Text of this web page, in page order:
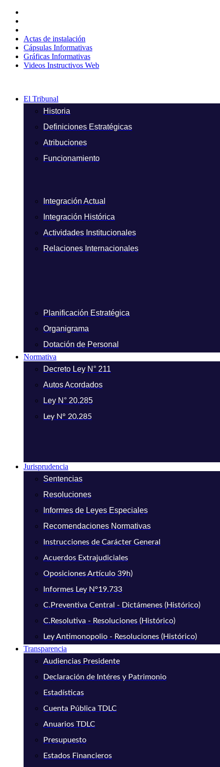
contenido
Actas de instalación
Cápsulas Informativas
Gráficas Informativas
Videos Instructivos Web
El Tribunal
Historia
Definiciones Estratégicas
Atribuciones
Funcionamiento
Integración Actual
Integración Histórica
Actividades Institucionales
Relaciones Internacionales
Planificación Estratégica
Organigrama
Dotación de Personal
Normativa
Decreto Ley N° 211
Autos Acordados
Ley N° 20.285
Ley N° 20.285
Jurisprudencia
Sentencias
Resoluciones
Informes de Leyes Especiales
Recomendaciones Normativas
Instrucciones de Carácter General
Acuerdos Extrajudiciales
Oposiciones Artículo 39h)
Informes Ley N°19.733
C.Preventiva Central - Dictámenes (Histórico)
C.Resolutiva - Resoluciones (Histórico)
Ley Antimonopolio - Resoluciones (Histórico)
Transparencia
Audiencias Presidente
Declaración de Intéres y Patrimonio
Estadísticas
Cuenta Pública TDLC
Anuarios TDLC
Presupuesto
Estados Financieros